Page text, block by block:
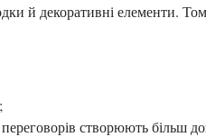
й декоративні елементи.
створюють більш